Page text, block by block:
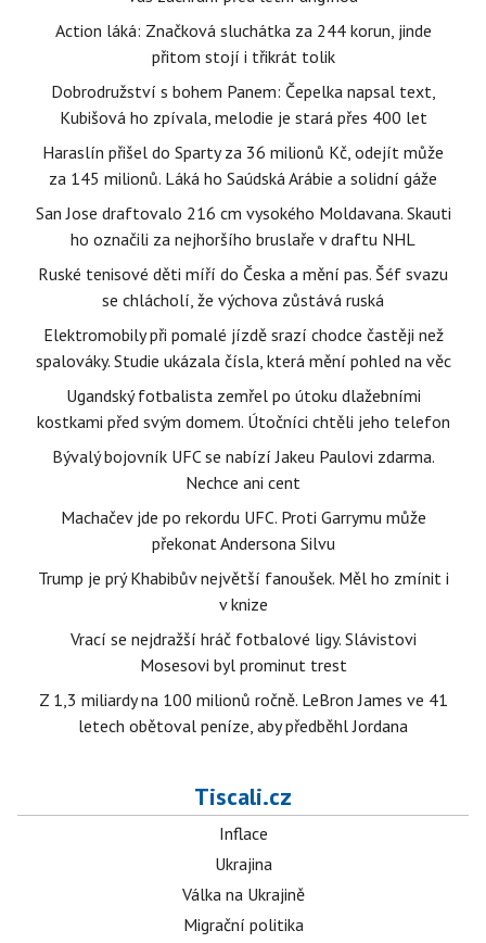
Action láká: Značková sluchátka za 244 korun, jinde
přitom stojí i třikrát tolik
Dobrodružství s bohem Panem: Čepelka napsal text,
Kubišová ho zpívala, melodie je stará přes 400 let
Haraslín přišel do Sparty za 36 milionů Kč, odejít může
za 145 milionů. Láká ho Saúdská Arábie a solidní gáže
San Jose draftovalo 216 cm vysokého Moldavana. Skauti
ho označili za nejhoršího bruslaře v draftu NHL
Ruské tenisové děti míří do Česka a mění pas. Šéf svazu
se chlácholí, že výchova zůstává ruská
Elektromobily při pomalé jízdě srazí chodce častěji než
spalováky. Studie ukázala čísla, která mění pohled na věc
Ugandský fotbalista zemřel po útoku dlažebními
kostkami před svým domem. Útočníci chtěli jeho telefon
Bývalý bojovník UFC se nabízí Jakeu Paulovi zdarma.
Nechce ani cent
Machačev jde po rekordu UFC. Proti Garrymu může
překonat Andersona Silvu
Trump je prý Khabibův největší fanoušek. Měl ho zmínit i
v knize
Vrací se nejdražší hráč fotbalové ligy. Slávistovi
Mosesovi byl prominut trest
Z 1,3 miliardy na 100 milionů ročně. LeBron James ve 41
letech obětoval peníze, aby předběhl Jordana
Tiscali.cz
Inflace
Ukrajina
Válka na Ukrajině
Migrační politika